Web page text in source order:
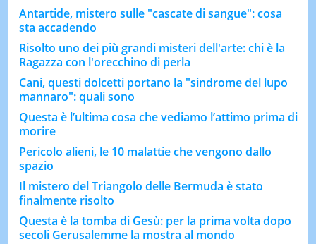
Antartide, mistero sulle "cascate di sangue": cosa
sta accadendo
Risolto uno dei più grandi misteri dell'arte: chi è la
Ragazza con l'orecchino di perla
Cani, questi dolcetti portano la "sindrome del lupo
mannaro": quali sono
Questa è l’ultima cosa che vediamo l’attimo prima di
morire
Pericolo alieni, le 10 malattie che vengono dallo
spazio
Il mistero del Triangolo delle Bermuda è stato
finalmente risolto
Questa è la tomba di Gesù: per la prima volta dopo
secoli Gerusalemme la mostra al mondo